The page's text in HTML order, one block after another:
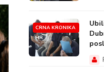
CRNA KRONIKA
HR